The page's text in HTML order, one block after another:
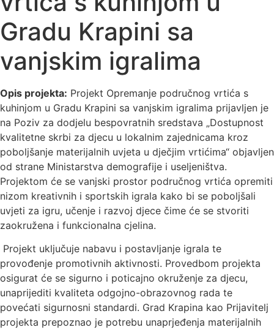
Gradu Krapini sa
vanjskim igralima
Opis projekta: Projekt Opremanje područnog vrtića s
kuhinjom u Gradu Krapini sa vanjskim igralima prijavljen je
na Poziv za dodjelu bespovratnih sredstava „Dostupnost
kvalitetne skrbi za djecu u lokalnim zajednicama kroz
poboljšanje materijalnih uvjeta u dječjim vrtićima“ objavljen
od strane Ministarstva demografije i useljeništva.
Projektom će se vanjski prostor područnog vrtića opremiti
nizom kreativnih i sportskih igrala kako bi se poboljšali
uvjeti za igru, učenje i razvoj djece čime će se stvoriti
zaokružena i funkcionalna cjelina.
Projekt uključuje nabavu i postavljanje igrala te
provođenje promotivnih aktivnosti. Provedbom projekta
osigurat će se sigurno i poticajno okruženje za djecu,
unaprijediti kvaliteta odgojno-obrazovnog rada te
povećati sigurnosni standardi. Grad Krapina kao Prijavitelj
projekta prepoznao je potrebu unaprjeđenja materijalnih